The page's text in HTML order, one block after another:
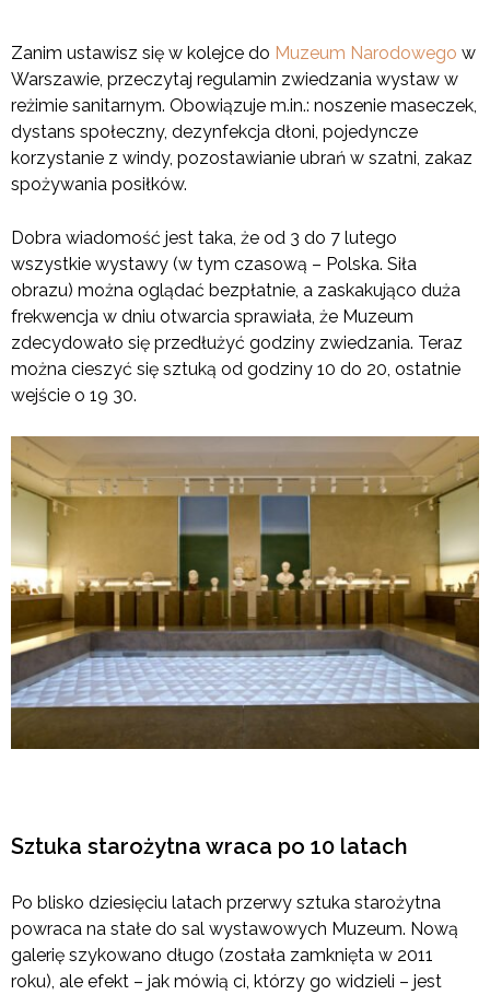
Zanim ustawisz się w kolejce do Muzeum Narodowego w
Warszawie, przeczytaj regulamin zwiedzania wystaw w
reżimie sanitarnym. Obowiązuje m.in.: noszenie maseczek,
dystans społeczny, dezynfekcja dłoni, pojedyncze
korzystanie z windy, pozostawianie ubrań w szatni, zakaz
spożywania posiłków.
Dobra wiadomość jest taka, że od 3 do 7 lutego
wszystkie wystawy (w tym czasową – Polska. Siła
obrazu) można oglądać bezpłatnie, a zaskakująco duża
frekwencja w dniu otwarcia sprawiała, że Muzeum
zdecydowało się przedłużyć godziny zwiedzania. Teraz
można cieszyć się sztuką od godziny 10 do 20, ostatnie
wejście o 19 30.
Sztuka starożytna wraca po 10 latach
Po blisko dziesięciu latach przerwy sztuka starożytna
powraca na stałe do sal wystawowych Muzeum. Nową
galerię szykowano długo (została zamknięta w 2011
roku), ale efekt – jak mówią ci, którzy go widzieli – jest